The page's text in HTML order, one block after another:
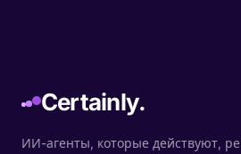
Certainly.
ИИ-агенты, которые действуют,